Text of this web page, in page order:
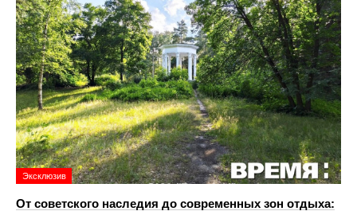
Эксклюзив
От советского наследия до современных зон отдыха: